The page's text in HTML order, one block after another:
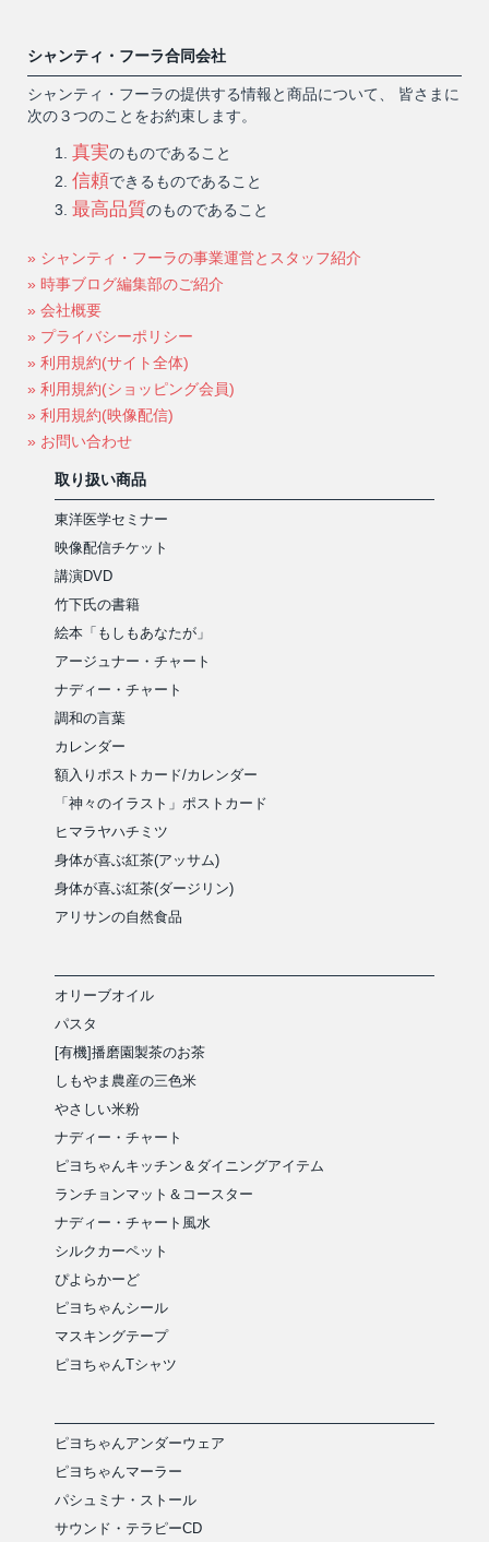
シャンティ・フーラ合同会社
シャンティ・フーラの提供する情報と商品について、 皆さまに
次の３つのことをお約束します。
真実のものであること
信頼できるものであること
最高品質のものであること
» シャンティ・フーラの事業運営とスタッフ紹介
» 時事ブログ編集部のご紹介
» 会社概要
» プライバシーポリシー
» 利用規約(サイト全体)
» 利用規約(ショッピング会員)
» 利用規約(映像配信)
» お問い合わせ
取り扱い商品
東洋医学セミナー
映像配信チケット
講演DVD
竹下氏の書籍
絵本「もしもあなたが」
アージュナー・チャート
ナディー・チャート
調和の言葉
カレンダー
額入りポストカード/カレンダー
「神々のイラスト」ポストカード
ヒマラヤハチミツ
身体が喜ぶ紅茶(アッサム)
身体が喜ぶ紅茶(ダージリン)
アリサンの自然食品
オリーブオイル
パスタ
[有機]播磨園製茶のお茶
しもやま農産の三色米
やさしい米粉
ナディー・チャート
ピヨちゃんキッチン＆ダイニングアイテム
ランチョンマット＆コースター
ナディー・チャート風水
シルクカーペット
ぴよらかーど
ピヨちゃんシール
マスキングテープ
ピヨちゃんTシャツ
ピヨちゃんアンダーウェア
ピヨちゃんマーラー
パシュミナ・ストール
サウンド・テラピーCD